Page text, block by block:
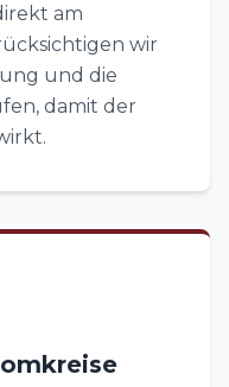
am
wir
und die
damit der